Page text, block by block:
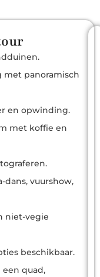
met panoramisch
en opwinding.
met koffie en
dans, vuurshow,
niet-vegie
beschikbaar.
quad,